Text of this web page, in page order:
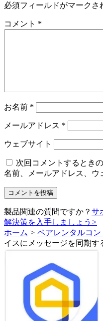
必須フィールドがマークさ
コメント *
お名前 *
メールアドレス *
ウェブサイト
次回コメントするとき
名前、メールアドレス、ウ
製品関連の質問ですか？ サ
解決策を入手しましょう >
ホーム > ペアレンタルコン
イスにメッセージを同期す